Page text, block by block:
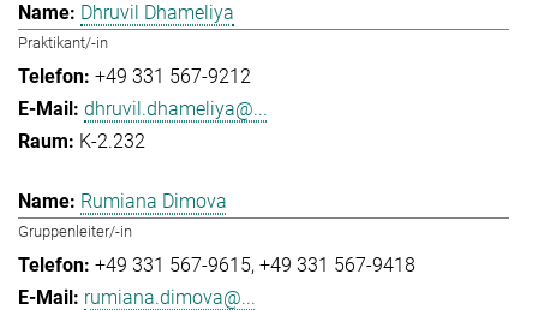
Dhruvil Dhameliya
Praktikant/-in
+49 331 567-9212
dhruvil.dhameliya@...
K-2.232
Rumiana Dimova
Gruppenleiter/-in
+49 331 567-9615 +49 331 567-9418
rumiana.dimova@...